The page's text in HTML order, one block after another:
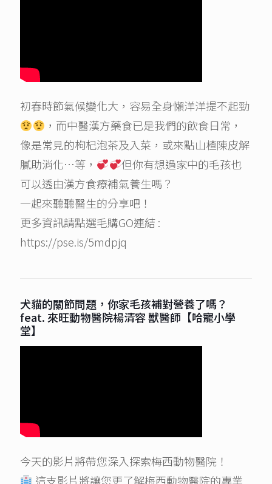
初春時節氣候變化大，容易全身懶洋洋提不起勁
，而中醫漢方藥食已是我們的飲食日常，
像是常見的枸杞泡茶及入菜，或來點山楂陳皮解
膩助消化…等，
但你有想過家中的毛孩也
可以透由漢方食療補氣養生嗎？
一起來聽聽醫生的分享吧！
更多資訊請點選毛購GO連結 :
https://pse.is/5mdpjq
犬貓的關節問題，你家毛孩補對營養了嗎？
feat. 來旺動物醫院楊清容 獸醫師【哈寵小學
堂】
今天的影片將帶您深入探索梅西動物醫院！
這支影片將讓您更了解梅西動物醫院的專業